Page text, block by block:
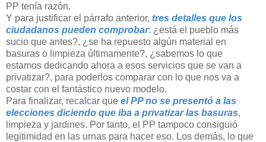
PP tenía razón.
Y para justificar el párrafo anterior, tres detalles que los
ciudadanos pueden comprobar: ¿está el pueblo más
sucio que antes?, ¿se ha repuesto algún material en
basuras o limpieza últimamente?, ¿sabemos lo que
estamos dedicando ahora a esos servicios que se van a
privatizar?, para poderlos comparar con lo que nos va a
costar con el fantástico nuevo modelo.
Para finalizar, recalcar que el PP no se presentó a las
elecciones diciendo que iba a privatizar las basuras,
limpieza y jardines. Por tanto, el PP tampoco consiguió
legitimidad en las urnas para hacer eso. Los demás, lo que